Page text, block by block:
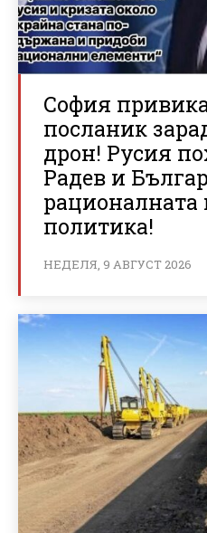
София
посланик
дрон! Русия
Радев и
политика!
НЕДЕЛЯ, 9 АВГУСТ 2026